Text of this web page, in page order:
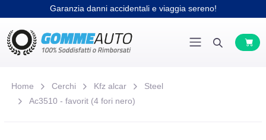
Garanzia danni accidentali e viaggia sereno!
Home Cerchi Kfz alcar
Steel
Ac3510 - favorit (4 fori nero)